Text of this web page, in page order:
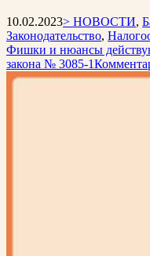
10.02.2023> НОВОСТИ,
Законодательство,
Фишки и нюансы
закона № 3085-1